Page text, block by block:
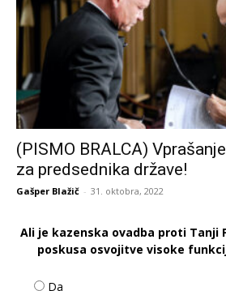
(PISMO BRALCA)
za predsednika države!
Gašper Blažič - 31. oktobra, 2022
Ali je kazenska ovadba proti Tanji
poskusa osvojitve visoke
Da